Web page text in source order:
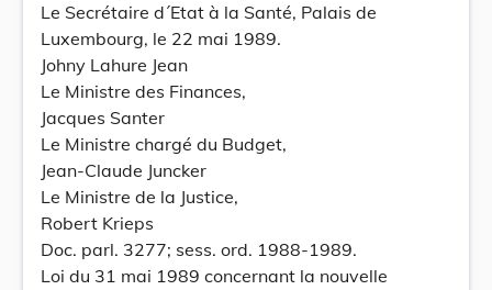
Le Secrétaire d´Etat à la Santé, Palais de
Luxembourg, le 22 mai 1989.
Johny Lahure Jean
Le Ministre des Finances,
Jacques Santer
Le Ministre chargé du Budget,
Jean-Claude Juncker
Le Ministre de la Justice,
Robert Krieps
Doc. parl. 3277; sess. ord. 1988-1989.
Loi du 31 mai 1989 concernant la nouvelle